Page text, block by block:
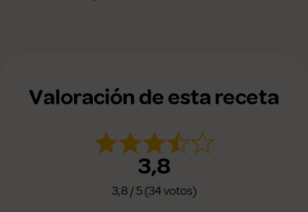
Valoración de esta receta
3,8
3,8 / 5 (34 votos)